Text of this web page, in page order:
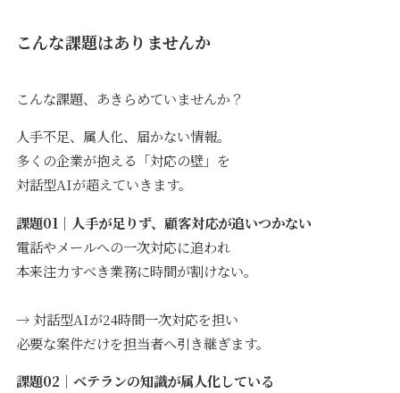
こんな課題はありませんか
こんな課題、あきらめていませんか？
人手不足、属人化、届かない情報。
多くの企業が抱える「対応の壁」を
対話型AIが超えていきます。
課題01｜人手が足りず、顧客対応が追いつかない
電話やメールへの一次対応に追われ
本来注力すべき業務に時間が割けない。
→ 対話型AIが24時間一次対応を担い
必要な案件だけを担当者へ引き継ぎます。
課題02｜ベテランの知識が属人化している